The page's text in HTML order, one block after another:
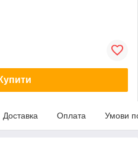
Купити
Доставка Оплата Умови